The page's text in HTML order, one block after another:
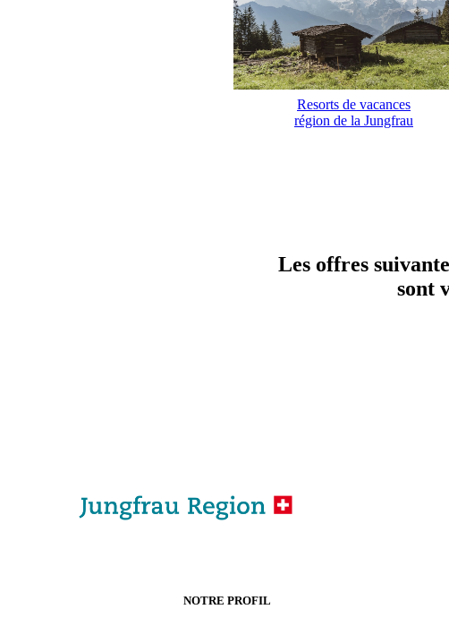
Resorts de vacances
région de la Jungfrau
Les offres
sont
NOTRE PROFIL